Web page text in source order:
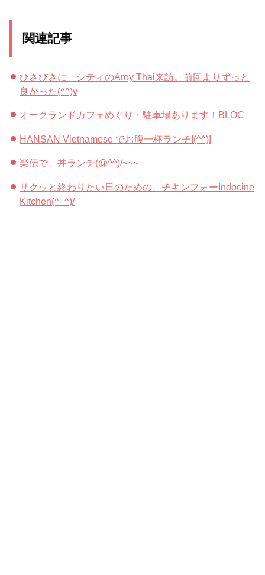
関連記事
ひさびさに、シティのAroy Thai来訪。前回よりずっと
良かった(^^)v
オークランドカフェめぐり・駐車場あります！BLOC
HANSAN Vietnamese でお腹一杯ランチ!(^^)!
楽伝で、丼ランチ(@^^)/~~~
サクッと終わりたい日のための、チキンフォーIndocine
Kitchen(^_^)/